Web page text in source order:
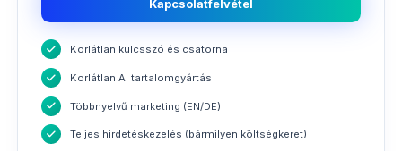
Kapcsolatfelvétel
Korlátlan kulcsszó és csatorna
Korlátlan AI tartalomgyártás
Többnyelvű marketing (EN/DE)
Teljes hirdetéskezelés (bármilyen költségkeret)